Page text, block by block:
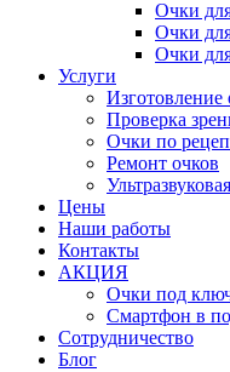
Очки
Очки для
Очки
Услуги
Изготовление
Проверка
Очки по
Ремонт очков
Цены
Наши работы
Контакты
АКЦИЯ
Очки под
Смартфон в
Сотрудничество
Блог